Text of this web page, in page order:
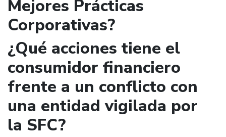
Mejores Prácticas
Corporativas?
¿Qué acciones tiene el
consumidor financiero
frente a un conflicto con
una entidad vigilada por
la SFC?